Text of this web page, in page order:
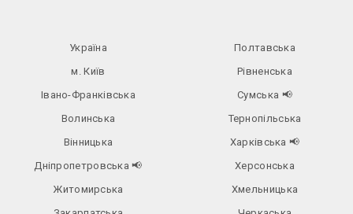
Україна
м. Київ
Івано-Франківська
Волинська
Вінницька
Дніпропетровська📢
Житомирська
Полтавська
Рівненська
Сумська 📢
Тернопільська
Харківська 📢
Херсонська
Хмельницька